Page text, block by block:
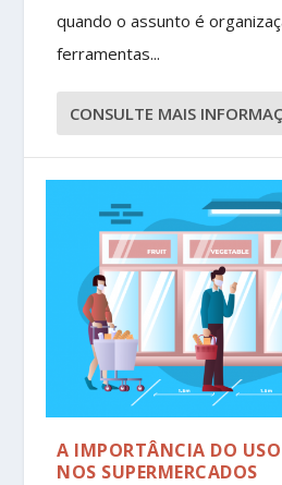
quando o assunto é
ferramentas...
CONSULTE MAIS
A IMPORTÂNCIA DO
NOS SUPERMERCADOS